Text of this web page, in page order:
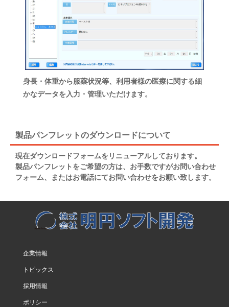
身長・体重から服薬状況等、利用者様の医療に関する細
かなデータを入力・管理いただけます。
製品パンフレットのダウンロードについて
現在ダウンロードフォームをリニューアルしております。
製品パンフレットをご希望の方は、お手数ですがお問い合わせ
フォーム、またはお電話にてお問い合わせをお願い致します。
企業情報
トピックス
採用情報
ポリシー